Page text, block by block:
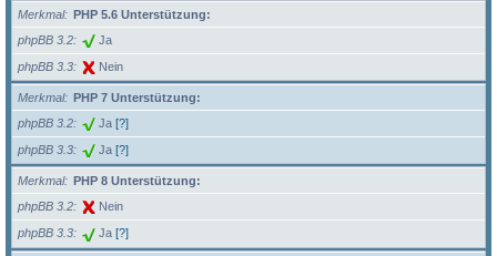
Merkmal
PHP 5.6 Unterstützung:
phpBB 3.2
Ja
phpBB 3.3 Nein
Merkmal
PHP 7 Unterstützung:
phpBB 3.2
Ja [?]
phpBB 3.3 Ja [?]
Merkmal
PHP 8 Unterstützung:
phpBB 3.2
Nein
phpBB 3.3 Ja [?]